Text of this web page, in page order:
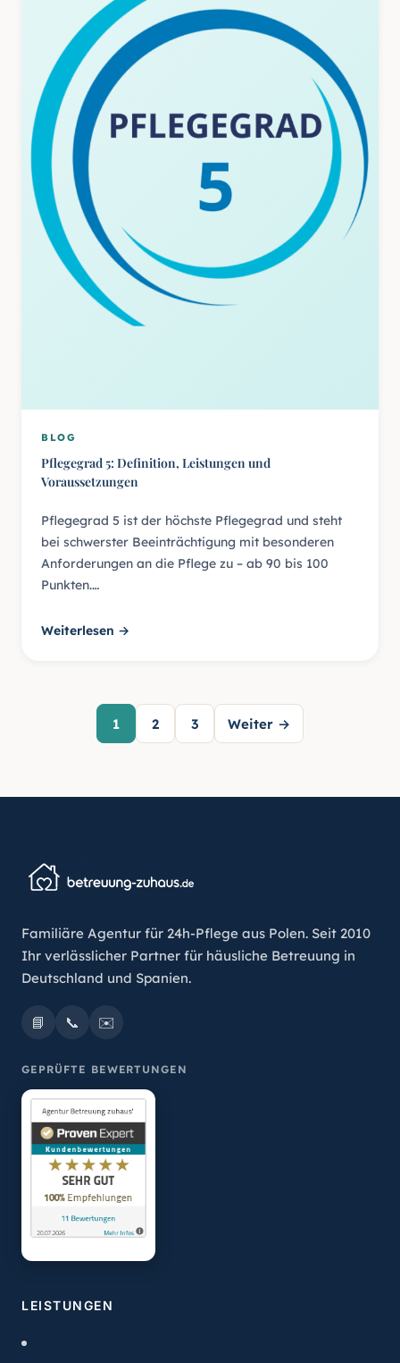
BLOG
Pflegegrad 5: Definition, Leistungen und
Voraussetzungen
Pflegegrad 5 ist der höchste Pflegegrad und steht
bei schwerster Beeinträchtigung mit besonderen
Anforderungen an die Pflege zu – ab 90 bis 100
Punkten.…
Weiterlesen →
Beiträge-Navigation
1 2 3 Weiter →
Familiäre Agentur für 24h-Pflege aus Polen. Seit 2010
Ihr verlässlicher Partner für häusliche Betreuung in
Deutschland und Spanien.
📘 📞 ✉️
GEPRÜFTE BEWERTUNGEN
LEISTUNGEN